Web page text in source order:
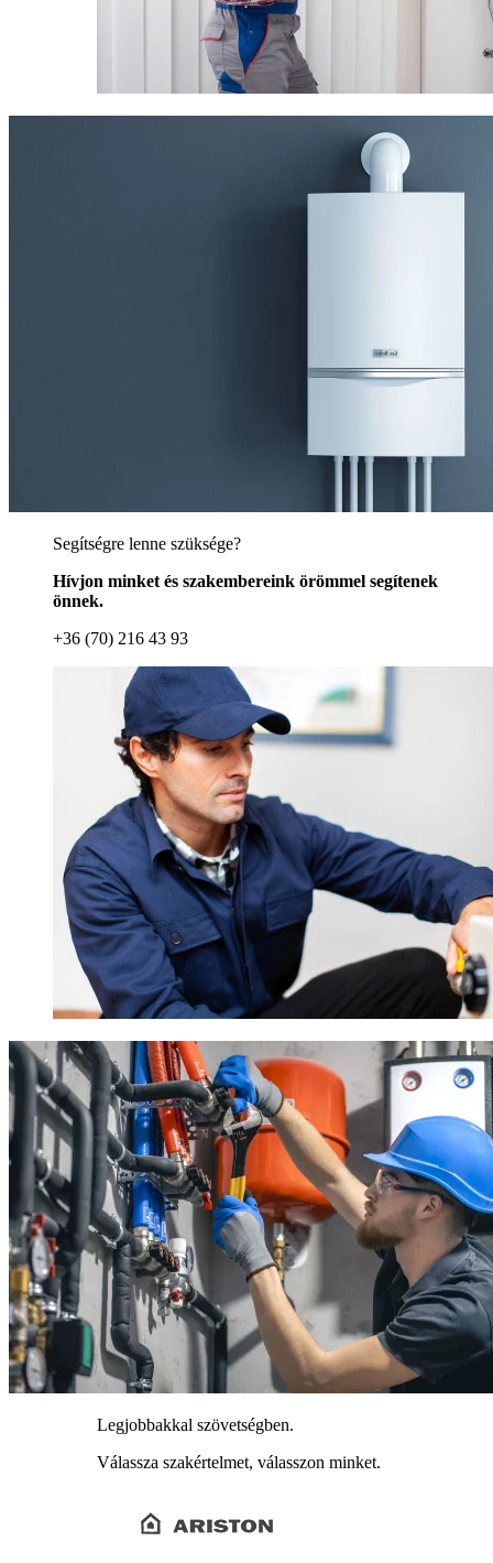
Segítségre lenne szüksége?
Hívjon minket és szakembereink örömmel segítenek
önnek.
+36 (70) 216 43 93
Legjobbakkal szövetségben.
Válassza szakértelmet, válasszon minket.